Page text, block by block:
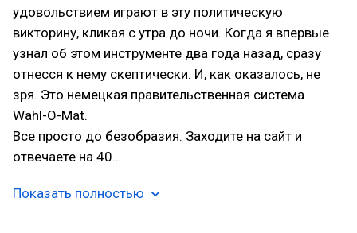
удовольствием играют в эту политическую
викторину, кликая с утра до ночи. Когда я впервые
узнал об этом инструменте два года назад, сразу
отнесся к нему скептически. И, как оказалось, не
зря. Это немецкая правительственная система
Wahl-O-Mat.
Все просто до безобразия. Заходите на сайт и
отвечаете на 40…
Показать полностью